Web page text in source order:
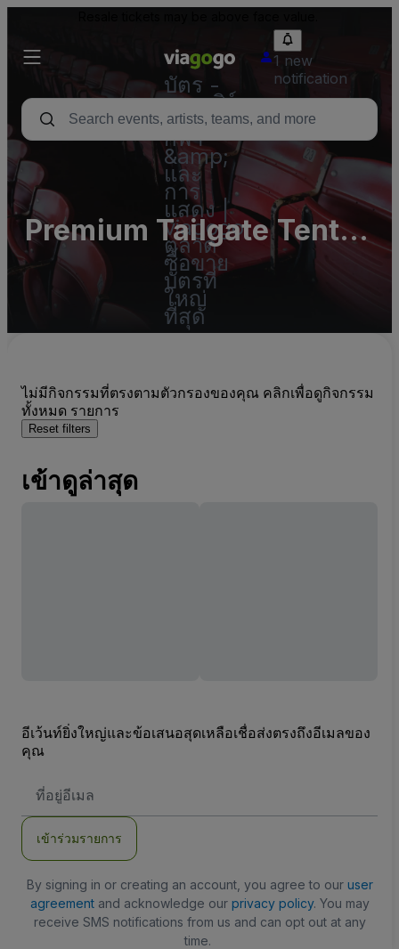
บัตร -
คอนเสิร์ต
บัตร
กีฬา
&amp;
และ
การ
แสดง |
viagogo
ตลาด
ซื้อขาย
บัตรที่
ใหญ่
ที่สุด
1 new
notification
Premium Tailgate Tent -
Pittsburgh Parking Lots
ไม่มีกิจกรรมที่ตรงตามตัวกรองของคุณ คลิกเพื่อดูกิจกรรม
ทั้งหมด รายการ
Reset filters
เข้าดูล่าสุด
อีเว้นท์ยิ่งใหญ่และข้อเสนอสุดเหลือเชื่อส่งตรงถึงอีเมลของ
คุณ
อยู่
เข้าร่วมรายการ
By signing in or creating an account, you agree to our user
agreementand acknowledge our privacy policy. You may
receive SMS notifications from us and can opt out at any
time.